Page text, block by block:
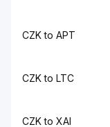
CZK to APT
CZK to LTC
CZK to XAI